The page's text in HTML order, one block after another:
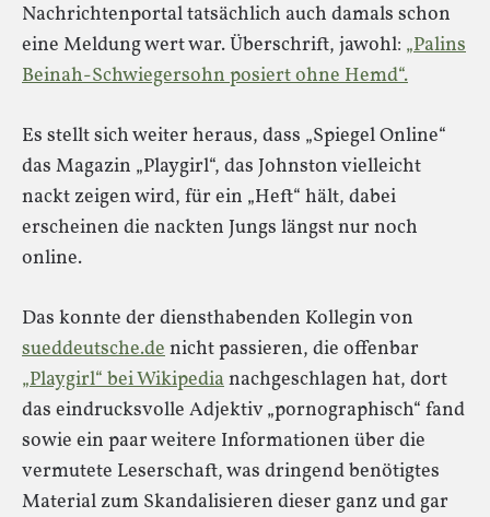
Nachrichtenportal tatsächlich auch damals schon
eine Meldung wert war. Überschrift, jawohl: „Palins
Beinah-Schwiegersohn posiert ohne Hemd“.
Es stellt sich weiter heraus, dass „Spiegel Online“
das Magazin „Playgirl“, das Johnston vielleicht
nackt zeigen wird, für ein „Heft“ hält, dabei
erscheinen die nackten Jungs längst nur noch
online.
Das konnte der diensthabenden Kollegin von
sueddeutsche.denicht passieren, die offenbar
„Playgirl“ bei Wikipedianachgeschlagen hat, dort
das eindrucksvolle Adjektiv „pornographisch“ fand
sowie ein paar weitere Informationen über die
vermutete Leserschaft, was dringend benötigtes
Material zum Skandalisieren dieser ganz und gar